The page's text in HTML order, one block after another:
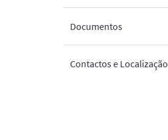
Documentos
Contactos e Localização